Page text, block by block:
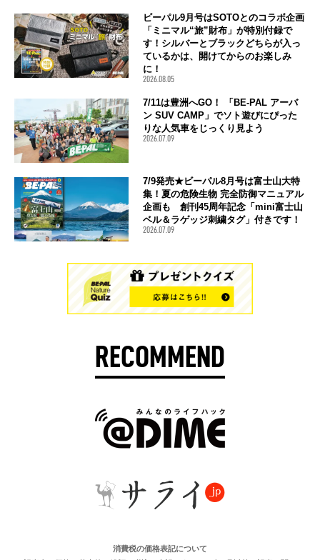
ビーパル9月号はSOTOとのコラボ企画
「ミニマル“旅”財布」が特別付録で
す！シルバーとブラックどちらが入っ
ているかは、開けてからのお楽しみ
に！
2026.08.05
7/11は豊洲へGO！ 「BE-PAL アーバ
ン SUV CAMP」でソト遊びにぴった
りな人気車をじっくり見よう
2026.07.09
7/9発売★ビーパル8月号は富士山大特
集！夏の危険生物 完全防御マニュアル
企画も 創刊45周年記念「mini富士山
ベル＆ラゲッジ刺繍タグ」付きです！
2026.07.09
RECOMMEND
消費税の価格表記について